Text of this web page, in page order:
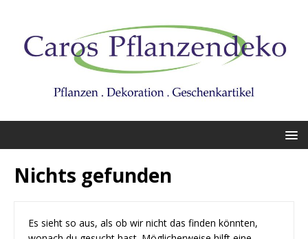
Nichts gefunden
Es sieht so aus, als ob wir nicht das finden könnten,